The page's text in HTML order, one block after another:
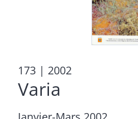
173 | 2002
Varia